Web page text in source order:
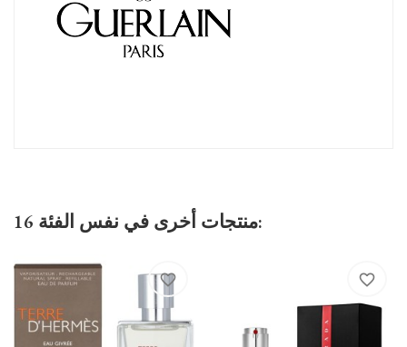
16 منتجات أخرى في نفس الفئة:
favorite_border favorite_border